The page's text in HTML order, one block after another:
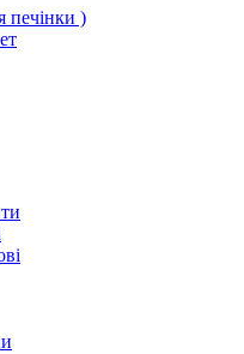
печінки )